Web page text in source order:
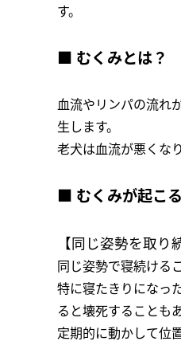
す。
■ むくみとは？
血流やリンパの流れ
生します。
老犬は血流が悪くな
■ むくみが起こ
【同じ姿勢を取り
同じ姿勢で寝続ける
特に寝たきりになっ
ると壊死することも
定期的に動かして位